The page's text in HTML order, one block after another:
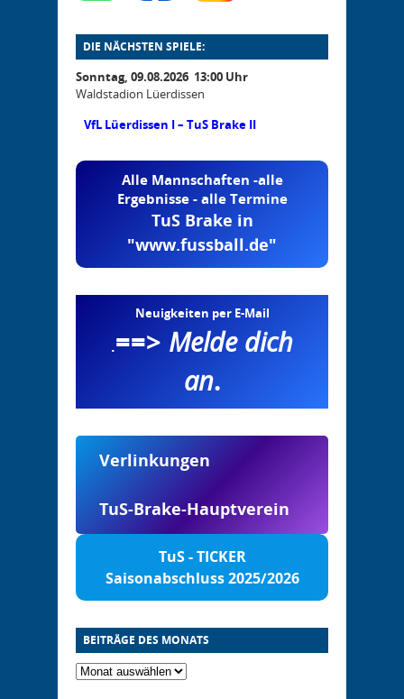
DIE NÄCHSTEN SPIELE:
Sonntag, 09.08.2026 13:00 Uhr
Waldstadion Lüerdissen
VfL Lüerdissen I – TuS Brake II
Alle Mannschaften -alle
Ergebnisse - alle Termine
TuS Brake in
"www.fussball.de"
Neuigkeiten per E-Mail
.==> Melde dich
an.
Verlinkungen
TuS-Brake-Hauptverein
TuS - TICKER
Saisonabschluss 2025/2026
BEITRÄGE DES MONATS